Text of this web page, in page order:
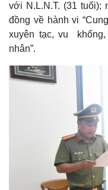
với N.L.N.T. (31
đồng về hành vi
xuyên tạc, vu
nhân”.